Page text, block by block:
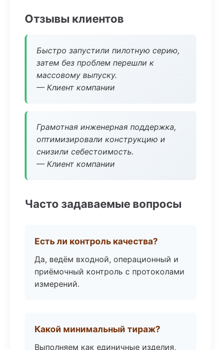
Отзывы клиентов
Быстро запустили пилотную серию,
затем без проблем перешли к
массовому выпуску.
— Клиент компании
Грамотная инженерная поддержка,
оптимизировали конструкцию и
снизили себестоимость.
— Клиент компании
Часто задаваемые вопросы
Есть ли контроль качества?
Да, ведём входной, операционный и
приёмочный контроль с протоколами
измерений.
Какой минимальный тираж?
Выполняем как единичные изделия,